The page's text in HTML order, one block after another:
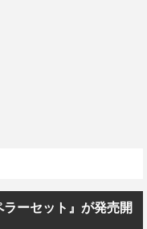
ラーセット』が発売開